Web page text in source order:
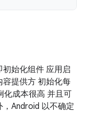
始化组件 应用启
提供方 初始化每
成本很高 并且可
Android 以不确定